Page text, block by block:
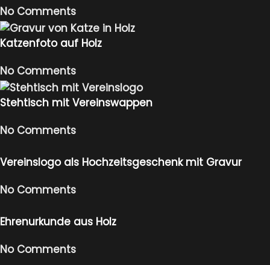
No Comments
Katzenfoto auf Holz
No Comments
Stehtisch mit Vereinswappen
No Comments
Vereinslogo als Hochzeitsgeschenk mit Gravur
No Comments
Ehrenurkunde aus Holz
No Comments